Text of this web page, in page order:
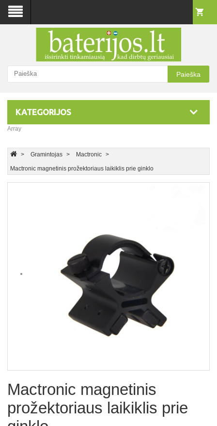
Paieška
KATEGORIJOS
Array
Gramintojas Mactronic
Mactronic magnetinis prožektoriaus laikiklis prie ginklo
Mactronic magnetinis
prožektoriaus laikiklis prie